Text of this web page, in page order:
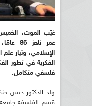
غيّب الموت،
عمر
الإسلامي، وتيار
الفكرية في تطور
فلسفي متكامل.
ولد الدكتور حسن